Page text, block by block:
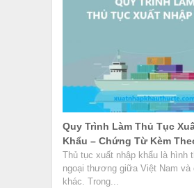
Quy Trình Làm Thủ Tục
Khẩu – Chứng Từ Kèm
Thủ tục xuất nhập khẩu là hình
ngoại thương giữa Việt Nam và
khác. Trong...